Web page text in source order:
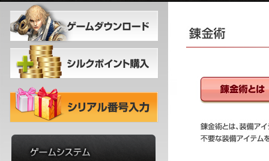
お知らせ
アップデート
イベント
ゲームの準備
はじめに
初心者ガイド
要塞戦